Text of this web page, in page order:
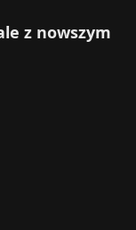
z nowszym